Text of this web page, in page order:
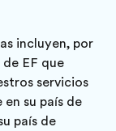
incluyen, por
EF que
servicios
su país de
país de